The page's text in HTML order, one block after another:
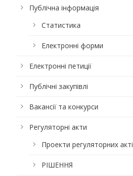
Публічна інформація
Статистика
Електронні форми
Електронні петиції
Публічні закупівлі
Вакансії та конкурси
Регуляторні акти
Проекти регуляторних
РІШЕННЯ